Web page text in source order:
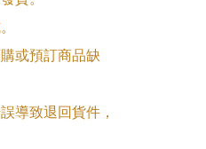
或預訂商品缺
導致退回貨件，